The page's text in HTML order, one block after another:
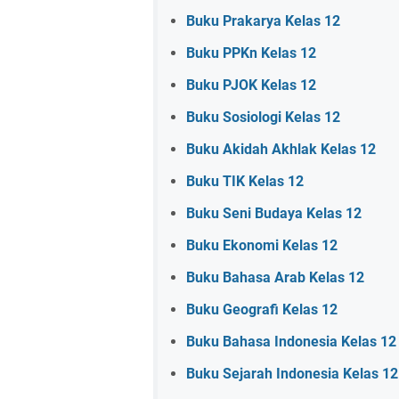
Buku Prakarya Kelas 12
Buku PPKn Kelas 12
Buku PJOK Kelas 12
Buku Sosiologi Kelas 12
Buku Akidah Akhlak Kelas 12
Buku TIK Kelas 12
Buku Seni Budaya Kelas 12
Buku Ekonomi Kelas 12
Buku Bahasa Arab Kelas 12
Buku Geografi Kelas 12
Buku Bahasa Indonesia Kelas 12
Buku Sejarah Indonesia Kelas 12